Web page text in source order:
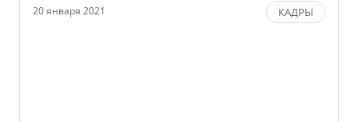
20 января 2021 КАДРЫ